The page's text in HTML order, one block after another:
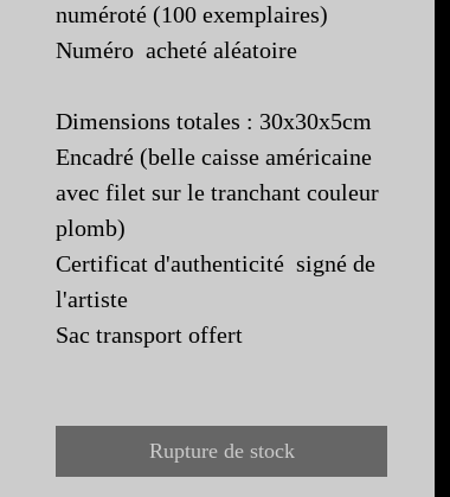
numéroté (100 exemplaires)
Numéro acheté aléatoire
Dimensions totales : 30x30x5cm
Encadré (belle caisse américaine
avec filet sur le tranchant couleur
plomb)
Certificat d'authenticité signé de
l'artiste
Sac transport offert
l'oeuvre veuillez contacter
l'artiste via l'onglet contact ou
Rupture de stock